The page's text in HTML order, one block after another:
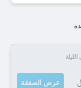
عرض الصفقة